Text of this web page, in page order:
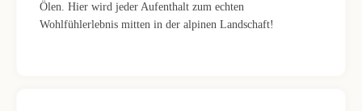
Ölen. Hier wird jeder Aufenthalt zum echten
Wohlfühlerlebnis mitten in der alpinen Landschaft!